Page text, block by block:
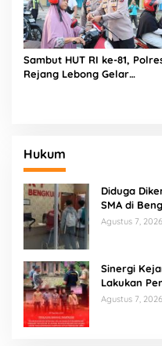
Sambut HUT RI ke-81,
Rejang Lebong Gelar
Hukum
Diduga
SMA di
Agustus 7, 2026
Sinergi
Lakukan
Agustus 7, 2026